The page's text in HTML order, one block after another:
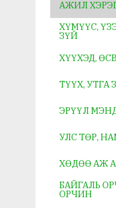
АЖИЛ
ХҮМҮҮС,
ЗҮЙ
ХҮҮХЭД,
ТҮҮХ, УТГА
ЭРҮҮЛ
УЛС ТӨР,
ХӨДӨӨ АЖ
БАЙГАЛЬ
ОРЧИН